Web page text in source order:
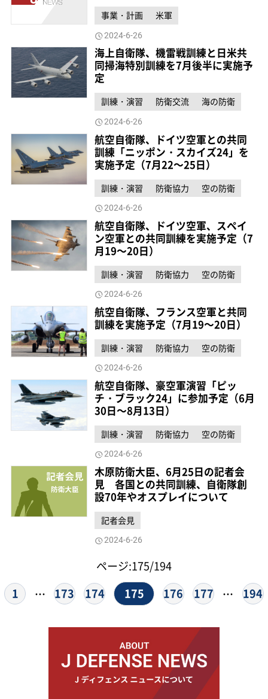
事業・計画 米軍
2024-6-26
海上自衛隊、機雷戦訓練と日米共
同掃海特別訓練を7月後半に実施予
定
訓練・演習 防衛交流 海の防衛
2024-6-26
航空自衛隊、ドイツ空軍との共同
訓練「ニッポン・スカイズ24」を
実施予定（7月22～25日）
訓練・演習 防衛協力 空の防衛
2024-6-26
航空自衛隊、ドイツ空軍、スペイ
ン空軍との共同訓練を実施予定（7
月19～20日）
訓練・演習 防衛協力 空の防衛
2024-6-26
航空自衛隊、フランス空軍と共同
訓練を実施予定（7月19～20日）
訓練・演習 防衛協力 空の防衛
2024-6-26
航空自衛隊、豪空軍演習「ピッ
チ・ブラック24」に参加予定（6月
30日～8月13日）
訓練・演習 防衛協力 空の防衛
2024-6-26
木原防衛大臣、6月25日の記者会
見 各国との共同訓練、自衛隊創
設70年やオスプレイについて
記者会見
2024-6-26
ページ:175/194
1
… 173 174 175 176 177 … 194